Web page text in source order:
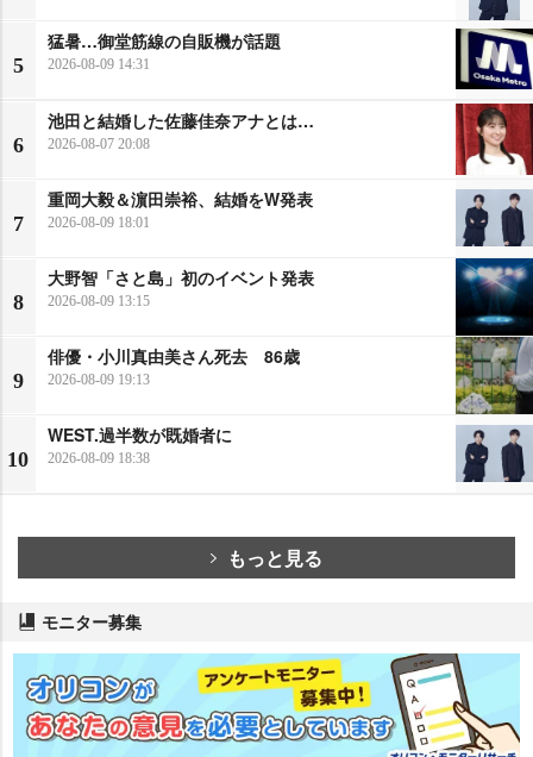
5
猛暑…御堂筋線の自販機が話題
2026-08-09 14:31
6
池田と結婚した佐藤佳奈アナとは…
2026-08-07 20:08
7
重岡大毅＆濵田崇裕、結婚をW発表
2026-08-09 18:01
8
大野智「さと島」初のイベント発表
2026-08-09 13:15
9
俳優・小川真由美さん死去 86歳
2026-08-09 19:13
10
WEST.過半数が既婚者に
2026-08-09 18:38
もっと見る
モニター募集